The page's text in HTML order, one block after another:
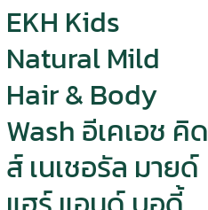
EKH Kids
Natural Mild
Hair & Body
Wash อีเคเอช คิด
ส์ เนเชอรัล มายด์